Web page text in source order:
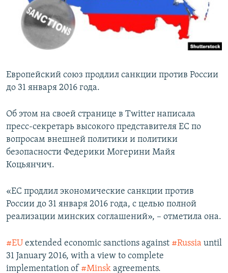
ПОБЕДИТЕЛЕЙ НЕ СУДЯТ?
КРЫМ.НЕПОКОРЕННЫЙ
ELIFBE
ПРИСОЕДИНЯЙТЕСЬ!
Все сайты RFE/RL
Европейский союз продлил санкции против России
до 31 января 2016 года.
Об этом на своей странице в Twitter написала
пресс-секретарь высокого представителя ЕС по
вопросам внешней политики и политики
безопасности Федерики Могерини Майя
Коцьянчич.
«ЕС продлил экономические санкции против
России до 31 января 2016 года, с целью полной
реализации минских соглашений», – отметила она.
#EU extended economic sanctions against #Russia until
31 January 2016, with a view to complete
implementation of #Minsk agreements.